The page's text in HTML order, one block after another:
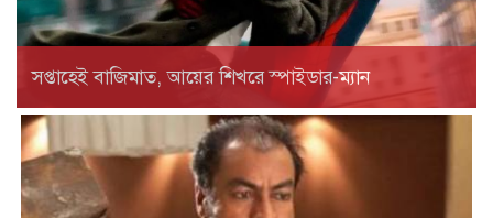
সপ্তাহেই বাজিমাত, আয়ের শিখরে স্পাইডার-ম্যান